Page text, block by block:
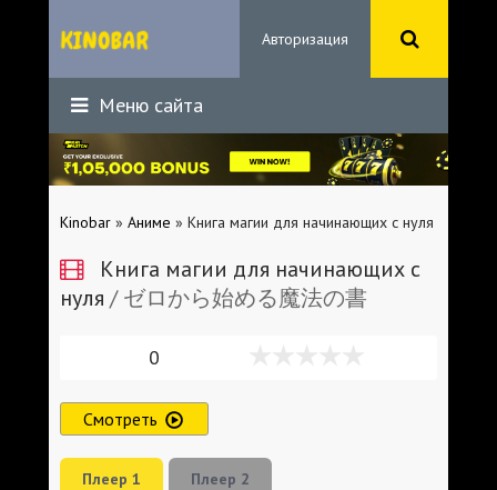
Авторизация
Меню сайта
Kinobar » Аниме » Книга магии для начинающих с нуля
Книга магии для начинающих с
нуля / ゼロから始める魔法の書
0
Смотреть
Плеер 1 Плеер 2